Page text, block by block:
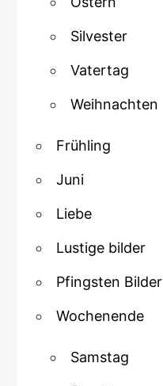
Silvester
Vatertag
Weihnachten
Frühling
Juni
Liebe
Lustige bilder
Pfingsten Bilder
Wochenende
Samstag